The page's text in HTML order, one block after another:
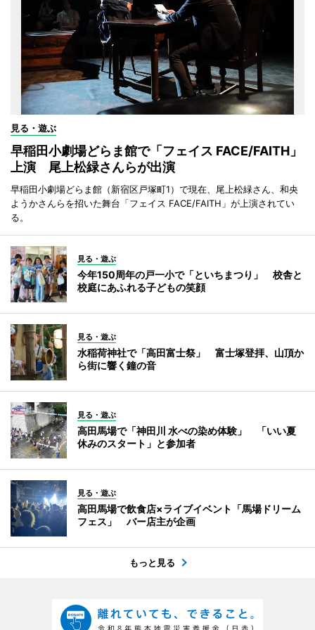
見る・遊ぶ
早稲田小劇場どらま館で「フェイス FACE/FAITH」
上演 尾上松緑さんらが出演
早稲田小劇場どらま館（新宿区戸塚町1）で現在、尾上松緑さん、和央
ようかさんらを招いた舞台「フェイス FACE/FAITH」が上演されてい
る。
見る・遊ぶ
今年150周年の戸一小で「といちまつり」 校舎と
校庭にあふれる子どもの笑顔
見る・遊ぶ
水稲荷神社で「高田富士祭」 富士塚登拝、山頂か
ら街に響く鐘の音
見る・遊ぶ
高田馬場で「神田川 水べの染め体験」 「いい夏
休みのスタート」と参加者
見る・遊ぶ
高田馬場で飲食店×ライブイベント「馬場ドリーム
フェス」 バー店主が企画
もっと見る